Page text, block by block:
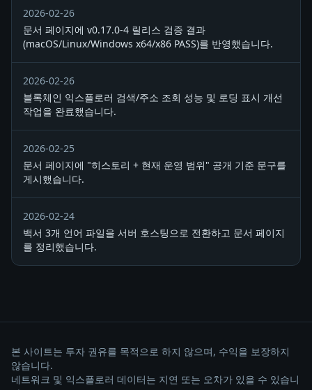
2026-02-26
문서 페이지에 v0.17.0-4 릴리스 검증 결과
(macOS/Linux/Windows x64/x86 PASS)를 반영했습니다.
2026-02-26
블록체인 익스플로러 검색/주소 조회 성능 및 로딩 표시 개선
작업을 완료했습니다.
2026-02-25
문서 페이지에 "히스토리 + 현재 운영 범위" 공개 기준 문구를
게시했습니다.
2026-02-24
백서 3개 언어 파일을 서버 호스팅으로 전환하고 문서 페이지
를 정리했습니다.
본 사이트는 투자 권유를 목적으로 하지 않으며, 수익을 보장하지
않습니다.
네트워크 및 익스플로러 데이터는 지연 또는 오차가 있을 수 있습니